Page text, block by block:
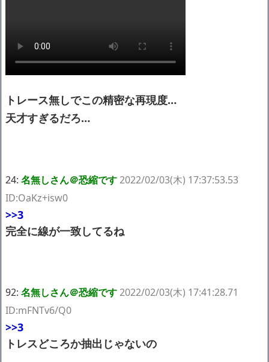
トレース無しでこの精密な再現度…
天才すぎるだろ…
24: 名無しさん＠恐縮です2022/02/03(木) 17:37:53.53
ID:OaKz+isw0
>>3
完全に線が一致してるね
92: 名無しさん＠恐縮です2022/02/03(木) 17:41:28.71
ID:mFNTv6/Q0
>>3
トレスどころか抽出じゃないの